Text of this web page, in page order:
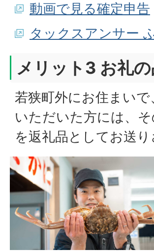
動画で見る確定申告
タックスアンサー
メリット3 お礼
若狭町外にお住まい
いただいた方には、
を返礼品としてお送